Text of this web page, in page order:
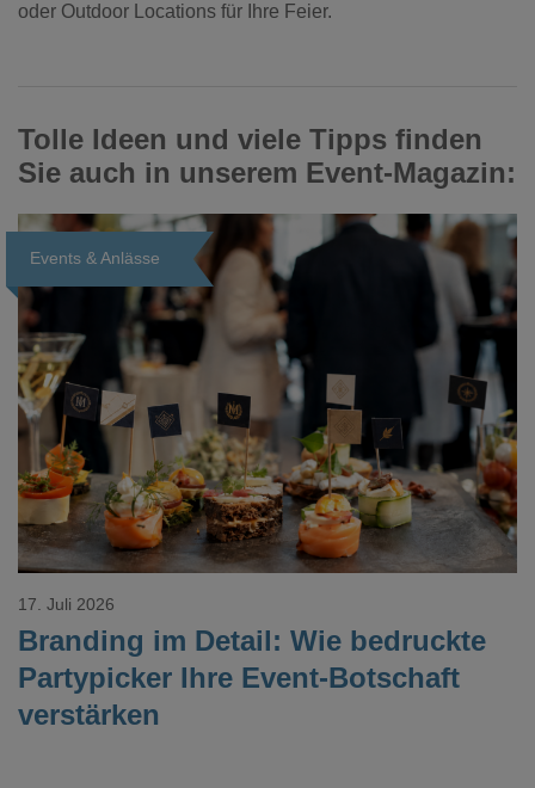
oder Outdoor Locations für Ihre Feier.
Tolle Ideen und viele Tipps finden
Sie auch in unserem Event-Magazin:
Events & Anlässe
Loading...
Branding im Detail: Wie bedruckte
Partypicker Ihre Event-Botschaft
verstärken
17. Juli 2026